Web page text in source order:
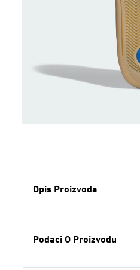
Opis Proizvoda
Podaci O Proizvodu